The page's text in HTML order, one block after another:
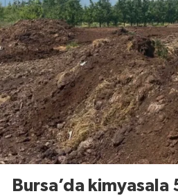
Bursa’da kimyasala